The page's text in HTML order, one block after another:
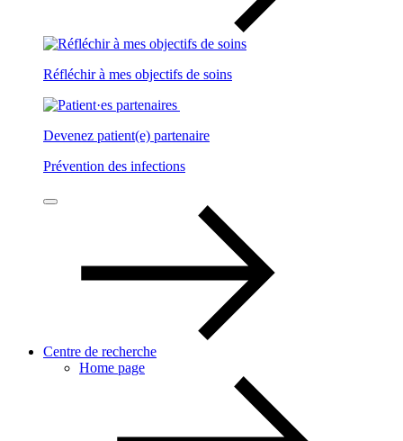
Réfléchir à mes objectifs de soins
Devenez patient(e) partenaire
Prévention des infections
Centre de recherche
Home page